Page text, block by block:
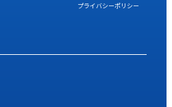
プライバシーポリシー